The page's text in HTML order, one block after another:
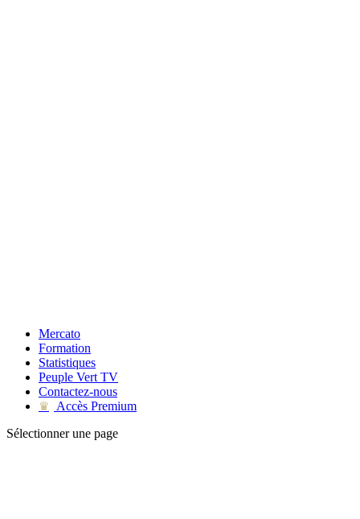
Mercato
Formation
Statistiques
Peuple Vert TV
Contactez-nous
♛
Accès Premium
Sélectionner une page